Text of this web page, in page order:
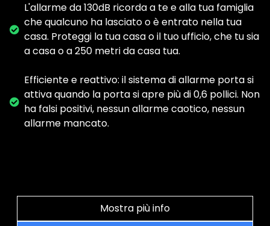
L'allarme da 130dB ricorda a te e alla tua famiglia
che qualcuno ha lasciato o è entrato nella tua
casa. Proteggi la tua casa o il tuo ufficio, che tu sia
a casa o a 250 metri da casa tua.
Efficiente e reattivo: il sistema di allarme porta si
attiva quando la porta si apre più di 0,6 pollici. Non
ha falsi positivi, nessun allarme caotico, nessun
allarme mancato.
Mostra più info